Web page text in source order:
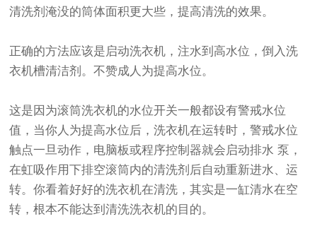
清洗剂淹没的筒体面积更大些，提高清洗的效果。
正确的方法应该是启动洗衣机，注水到高水位，倒入洗
衣机槽清洁剂。不赞成人为提高水位。
这是因为滚筒洗衣机的水位开关一般都设有警戒水位
值，当你人为提高水位后，洗衣机在运转时，警戒水位
触点一旦动作，电脑板或程序控制器就会启动排水 泵，
在虹吸作用下排空滚筒内的清洗剂后自动重新进水、运
转。你看着好好的洗衣机在清洗，其实是一缸清水在空
转，根本不能达到清洗洗衣机的目的。